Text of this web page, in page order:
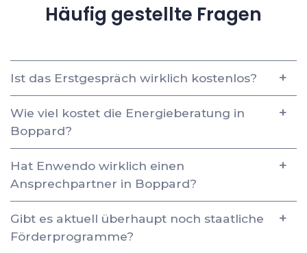
Häufig gestellte Fragen
Ist das Erstgespräch wirklich kostenlos?
Wie viel kostet die Energieberatung in
Boppard?
Hat Enwendo wirklich einen
Ansprechpartner in Boppard?
Gibt es aktuell überhaupt noch staatliche
Förderprogramme?